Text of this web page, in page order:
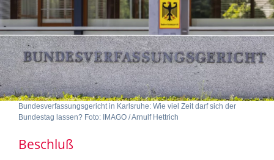
Bundesverfassungsgericht in Karlsruhe: Wie viel Zeit darf sich der
Bundestag lassen? Foto: IMAGO / Arnulf Hettrich
Beschluß